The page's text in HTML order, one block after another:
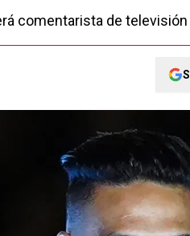
comentarista de